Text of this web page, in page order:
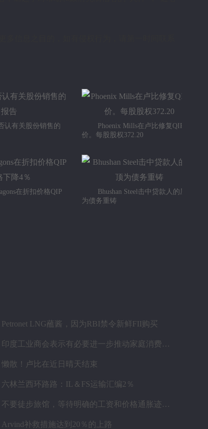
认有关股份销售的
Phoenix Mills在卢比修复QIP楼
价。每股股权372.20
在折扣价格QIP
Bhushan Steel击中贷款人的屋顶
为债务重铸
Petronet LNG蘸酱，因为RBI禁令新鲜FII购买
印度工业商会表示有必要进一步推动家庭消费和私人投资
懒散！卢比在近日晴天结束
六林兰西环路路：IL＆FS运输汇编2％
不要徒步旅馆，等待明确的工资和价格通胀迹象，IMF告诉喂养
Arvind补救措施达到20％的上路